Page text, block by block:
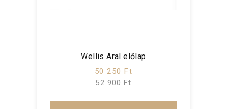
Wellis Aral előlap
50 250 Ft
52 900 Ft